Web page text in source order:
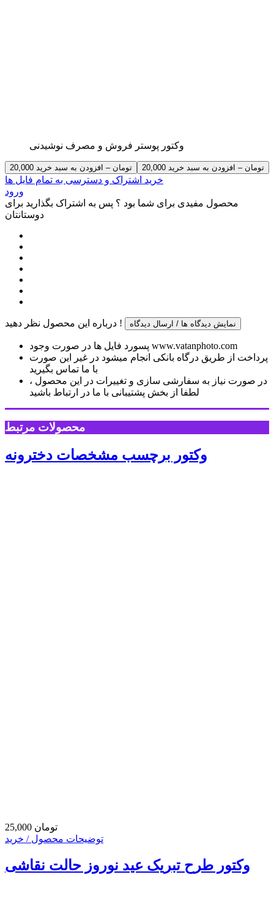
وکتور پوستر فروش و مصرف نوشیدنی
20,000 تومان – افزودن به سبد خرید
خرید اشتراک و دسترسی به تمام فایل ها
ورود
محصول مفیدی برای شما بود ؟ پس به اشتراک بگذارید برای
دوستانتان
درباره این محصول نظر دهید ! نمایش دیدگاه ها / ارسال دیدگاه
پسورد فایل ها در صورت وجود www.vatanphoto.com
پرداخت از طریق درگاه بانکی انجام میشود در غیر این صورت
با ما تماس بگیرید
در صورت نیاز به سفارشی سازی و تغییرات در این محصول ،
لطفا از بخش پشتیبانی با ما در ارتباط باشید
محصولات مرتبط
وکتور برچسب مشخصات دخترونه
25,000 تومان
توضیحات محصول / خرید
وکتور طرح تبریک عید نوروز حالت نقاشی